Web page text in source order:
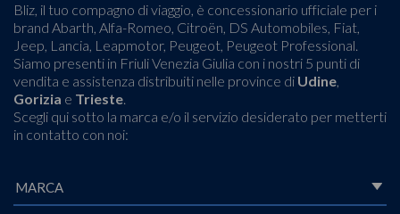
Bliz, il tuo compagno di viaggio, è concessionario ufficiale per i
brand Abarth, Alfa-Romeo, Citroën, DS Automobiles, Fiat,
Jeep, Lancia, Leapmotor, Peugeot, Peugeot Professional.
Siamo presenti in Friuli Venezia Giulia con i nostri 5 punti di
vendita e assistenza distribuiti nelle province di Udine,
Gorizia e Trieste.
Scegli qui sotto la marca e/o il servizio desiderato per metterti
in contatto con noi: